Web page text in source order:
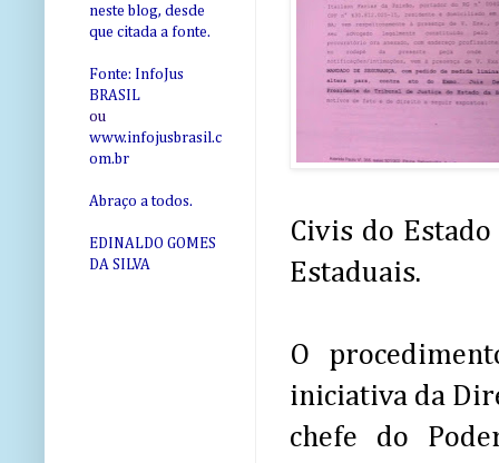
Civis do
Estaduais.
O
iniciativa da
chefe do
neste blog, desde
que citada a fonte.
Fonte: InfoJus
BRASIL
ou
www.infojusbrasil.c
om.br
Abraço a todos.
EDINALDO GOMES
DA SILVA